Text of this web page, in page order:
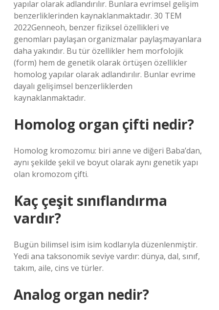
yapılar olarak adlandırılır. Bunlara evrimsel gelişim
benzerliklerinden kaynaklanmaktadır. 30 TEM
2022Genneoh, benzer fiziksel özellikleri ve
genomları paylaşan organizmalar paylaşmayanlara
daha yakındır. Bu tür özellikler hem morfolojik
(form) hem de genetik olarak örtüşen özellikler
homolog yapılar olarak adlandırılır. Bunlar evrime
dayalı gelişimsel benzerliklerden
kaynaklanmaktadır.
Homolog organ çifti nedir?
Homolog kromozomu: biri anne ve diğeri Baba’dan,
aynı şekilde şekil ve boyut olarak aynı genetik yapı
olan kromozom çifti.
Kaç çeşit sınıflandırma
vardır?
Bugün bilimsel isim isim kodlarıyla düzenlenmiştir.
Yedi ana taksonomik seviye vardır: dünya, dal, sınıf,
takım, aile, cins ve türler.
Analog organ nedir?